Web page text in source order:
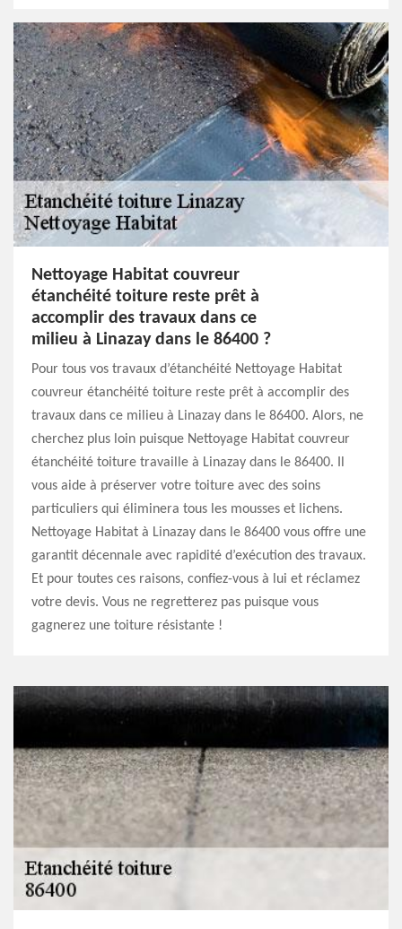
Nettoyage Habitat couvreur
étanchéité toiture reste prêt à
accomplir des travaux dans ce
milieu à Linazay dans le 86400 ?
Pour tous vos travaux d’étanchéité Nettoyage Habitat
couvreur étanchéité toiture reste prêt à accomplir des
travaux dans ce milieu à Linazay dans le 86400. Alors, ne
cherchez plus loin puisque Nettoyage Habitat couvreur
étanchéité toiture travaille à Linazay dans le 86400. Il
vous aide à préserver votre toiture avec des soins
particuliers qui éliminera tous les mousses et lichens.
Nettoyage Habitat à Linazay dans le 86400 vous offre une
garantit décennale avec rapidité d’exécution des travaux.
Et pour toutes ces raisons, confiez-vous à lui et réclamez
votre devis. Vous ne regretterez pas puisque vous
gagnerez une toiture résistante !